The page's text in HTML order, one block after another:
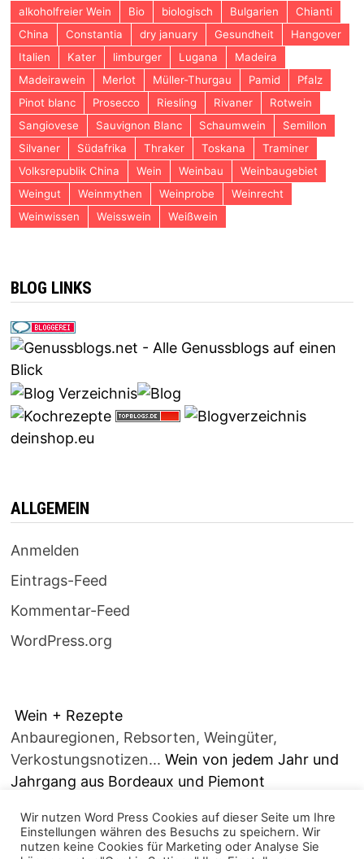
alkoholfreier Wein Bio biologisch Bulgarien
Chianti
China
Constantia dry january Gesundheit
Hangover
Italien
Kater limburger Lugana
Madeira
Madeirawein
Merlot Müller-Thurgau Pamid
Pfalz
Pinot blanc
Prosecco Riesling Rivaner
Rotwein
Sangiovese
Sauvignon Blanc Schaumwein
Semillon
Silvaner
Südafrika Thraker Toskana
Traminer
Volksrepublik China
Wein Weinbau
Weinbaugebiet
Weingut
Weinmythen Weinprobe
Weinrecht
Weinwissen
Weisswein Weißwein
BLOG LINKS
deinshop.eu
ALLGEMEIN
Anmelden
Eintrags-Feed
Kommentar-Feed
WordPress.org
Wein + Rezepte
Anbauregionen, Rebsorten, Weingüter,
Verkostungsnotizen... Wein von jedem Jahr und
Jahrgang aus Bordeaux und Piemont
Wir nutzen Word Press Cookies auf dieser Seite um Ihre
Einstellungen währen des Besuchs zu speichern. Wir
nutzen keine Cookies für Marketing oder Analyse Sie